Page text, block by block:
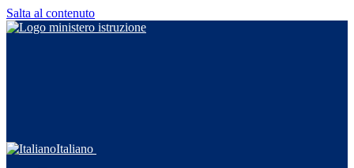
Salta al contenuto
Italiano